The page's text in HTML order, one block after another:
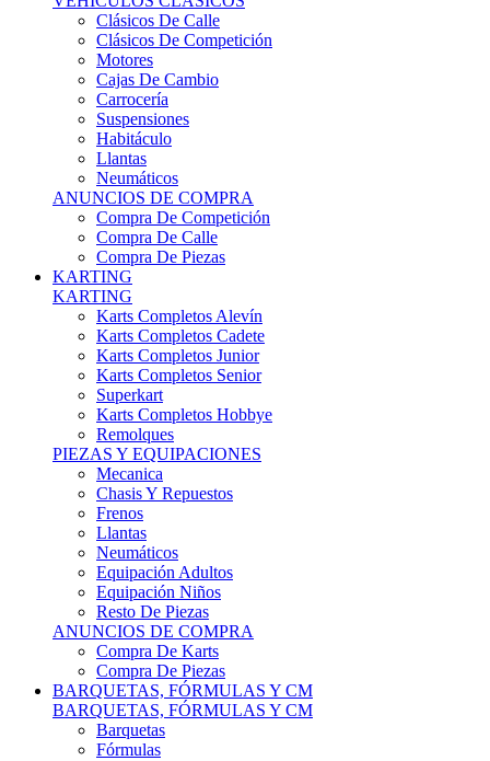
Clásicos De Calle
Clásicos De Competición
Motores
Cajas De Cambio
Carrocería
Suspensiones
Habitáculo
Llantas
Neumáticos
ANUNCIOS DE COMPRA
Compra De Competición
Compra De Calle
Compra De Piezas
KARTING
KARTING
Karts Completos Alevín
Karts Completos Cadete
Karts Completos Junior
Karts Completos Senior
Superkart
Karts Completos Hobbye
Remolques
PIEZAS Y EQUIPACIONES
Mecanica
Chasis Y Repuestos
Frenos
Llantas
Neumáticos
Equipación Adultos
Equipación Niños
Resto De Piezas
ANUNCIOS DE COMPRA
Compra De Karts
Compra De Piezas
BARQUETAS, FÓRMULAS Y CM
BARQUETAS, FÓRMULAS Y CM
Barquetas
Fórmulas